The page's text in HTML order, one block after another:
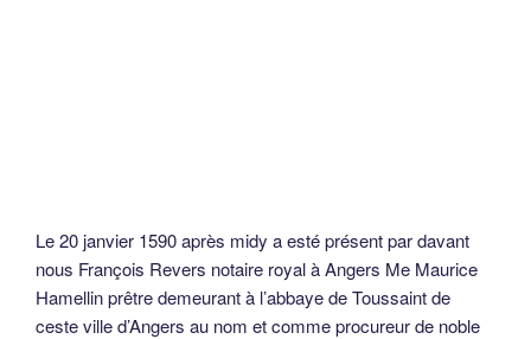
Le 20 janvier 1590 après midy a esté présent par davant
nous François Revers notaire royal à Angers Me Maurice
Hamellin prêtre demeurant à l’abbaye de Toussaint de
ceste ville d’Angers au nom et comme procureur de noble